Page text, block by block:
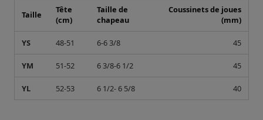
Taille
Tête
(cm)
Taille de
chapeau
Coussinets de joues
(mm)
YS 48-51 6-6 3/8 45
YM 51-52 6 3/8-6 1/2 45
YL 52-53 6 1/2- 6 5/8 40